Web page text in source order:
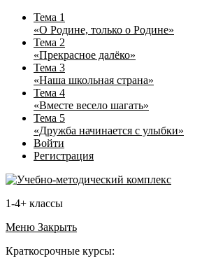
Тема 1
«О Родине, только о Родине»
Тема 2
«Прекрасное далёко»
Тема 3
«Наша школьная страна»
Тема 4
«Вместе весело шагать»
Тема 5
«Дружба начинается с улыбки»
Войти
Регистрация
1-4+ классы
Меню Закрыть
Краткосрочные курсы: